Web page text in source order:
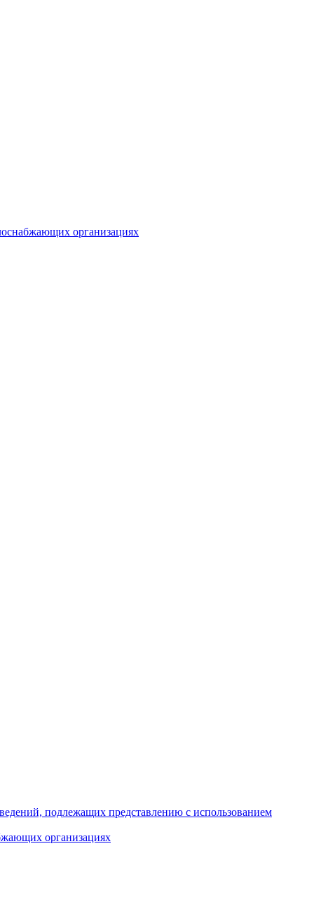
организациях
подлежащих представлению с использованием
организациях